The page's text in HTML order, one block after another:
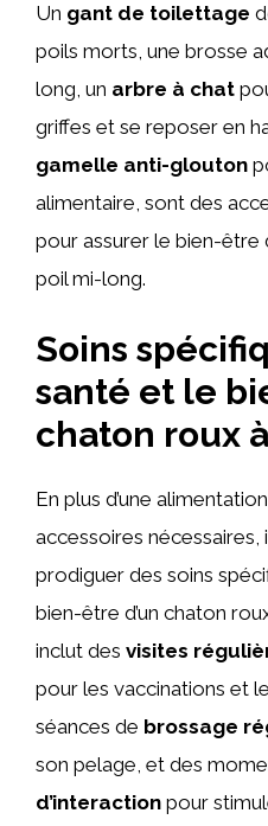
Un gant de toilettage
poils morts, une brosse
long, un arbre à chat
griffes et se reposer en
gamelle anti-glouton
alimentaire, sont des
pour assurer le bien-
poil mi-long.
Soins
santé et le
chaton roux
En plus d’une
accessoires nécessaires,
prodiguer des soins
bien-être d’un chaton
inclut des visites
pour les vaccinations et
séances de brossage
son pelage, et des
d’interaction pour